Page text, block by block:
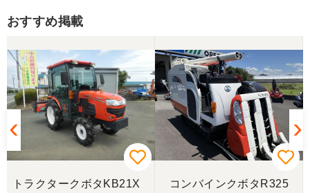
おすすめ掲載
トラクタークボタKB21X
コンバインクボタR325